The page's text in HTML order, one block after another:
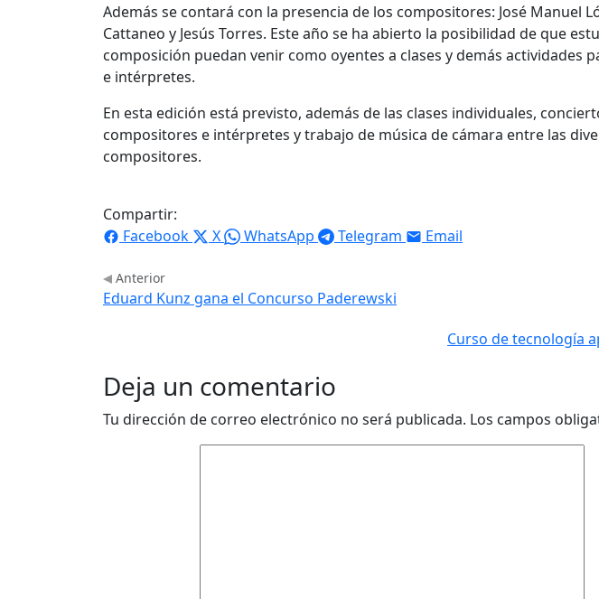
Además se contará con la presencia de los compositores: José Manuel
Cattaneo y Jesús Torres. Este año se ha abierto la posibilidad de que
composición puedan venir como oyentes a clases y demás actividades
e intérpretes.
En esta edición está previsto, además de las clases individuales,
compositores e intérpretes y trabajo de música de cámara entre las
compositores.
Compartir:
Facebook
X WhatsApp Telegram Email
Anterior
Eduard Kunz gana el Concurso Paderewski
Curso de tecnología
Deja un comentario
Tu dirección de correo electrónico no será publicada. Los campos